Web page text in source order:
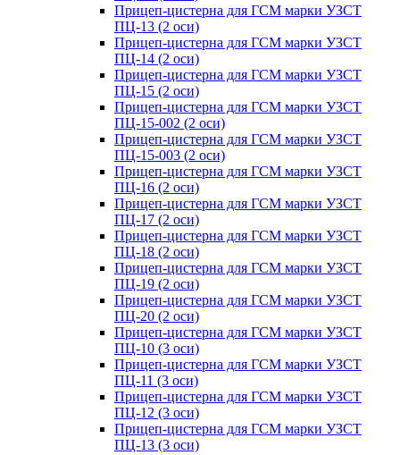
Прицеп-цистерна для ГСМ марки УЗСТ
ПЦ-13 (2 оси)
Прицеп-цистерна для ГСМ марки УЗСТ
ПЦ-14 (2 оси)
Прицеп-цистерна для ГСМ марки УЗСТ
ПЦ-15 (2 оси)
Прицеп-цистерна для ГСМ марки УЗСТ
ПЦ-15-002 (2 оси)
Прицеп-цистерна для ГСМ марки УЗСТ
ПЦ-15-003 (2 оси)
Прицеп-цистерна для ГСМ марки УЗСТ
ПЦ-16 (2 оси)
Прицеп-цистерна для ГСМ марки УЗСТ
ПЦ-17 (2 оси)
Прицеп-цистерна для ГСМ марки УЗСТ
ПЦ-18 (2 оси)
Прицеп-цистерна для ГСМ марки УЗСТ
ПЦ-19 (2 оси)
Прицеп-цистерна для ГСМ марки УЗСТ
ПЦ-20 (2 оси)
Прицеп-цистерна для ГСМ марки УЗСТ
ПЦ-10 (3 оси)
Прицеп-цистерна для ГСМ марки УЗСТ
ПЦ-11 (3 оси)
Прицеп-цистерна для ГСМ марки УЗСТ
ПЦ-12 (3 оси)
Прицеп-цистерна для ГСМ марки УЗСТ
ПЦ-13 (3 оси)